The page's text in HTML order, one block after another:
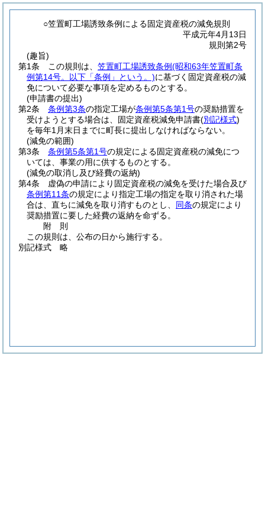
○笠置町工場誘致条例による固定資産税の減免規則
平成元年4月13日
規則第2号
(趣旨)
第1条
この規則は、 笠置町工場誘致条例(昭和63年笠置町条
例第14号。以下「条例」という。)に基づく固定資産税の減
免について必要な事項を定めるものとする。
(申請書の提出)
第2条
条例第3条の指定工場が条例第5条第1号の奨励措置を
受けようとする場合は、固定資産税減免申請書(別記様式)
を毎年1月末日までに町長に提出しなければならない。
(減免の範囲)
第3条
条例第5条第1号の規定による固定資産税の減免につ
いては、事業の用に供するものとする。
(減免の取消し及び経費の返納)
第4条
虚偽の申請により固定資産税の減免を受けた場合及び
条例第11条の規定により指定工場の指定を取り消された場
合は、直ちに減免を取り消すものとし、 同条の規定により
奨励措置に要した経費の返納を命ずる。
附 則
この規則は、公布の日から施行する。
別記様式 略